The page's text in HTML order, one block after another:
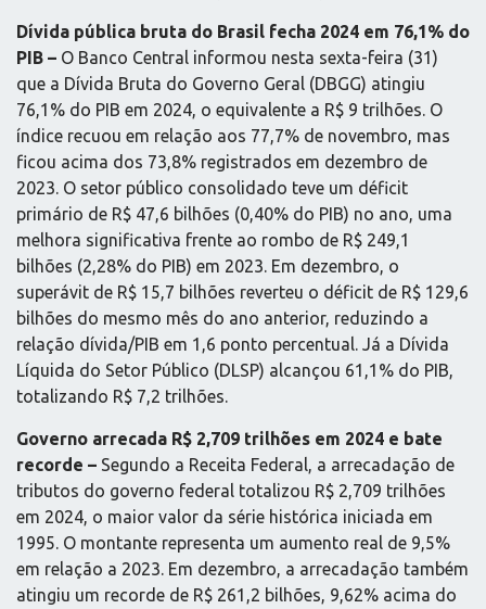
Dívida pública bruta do Brasil fecha 2024 em 76,1% do
PIB – O Banco Central informou nesta sexta-feira (31)
que a Dívida Bruta do Governo Geral (DBGG) atingiu
76,1% do PIB em 2024, o equivalente a R$ 9 trilhões. O
índice recuou em relação aos 77,7% de novembro, mas
ficou acima dos 73,8% registrados em dezembro de
2023. O setor público consolidado teve um déficit
primário de R$ 47,6 bilhões (0,40% do PIB) no ano, uma
melhora significativa frente ao rombo de R$ 249,1
bilhões (2,28% do PIB) em 2023. Em dezembro, o
superávit de R$ 15,7 bilhões reverteu o déficit de R$ 129,6
bilhões do mesmo mês do ano anterior, reduzindo a
relação dívida/PIB em 1,6 ponto percentual. Já a Dívida
Líquida do Setor Público (DLSP) alcançou 61,1% do PIB,
totalizando R$ 7,2 trilhões.
Governo arrecada R$ 2,709 trilhões em 2024 e bate
recorde – Segundo a Receita Federal, a arrecadação de
tributos do governo federal totalizou R$ 2,709 trilhões
em 2024, o maior valor da série histórica iniciada em
1995. O montante representa um aumento real de 9,5%
em relação a 2023. Em dezembro, a arrecadação também
atingiu um recorde de R$ 261,2 bilhões, 9,62% acima do